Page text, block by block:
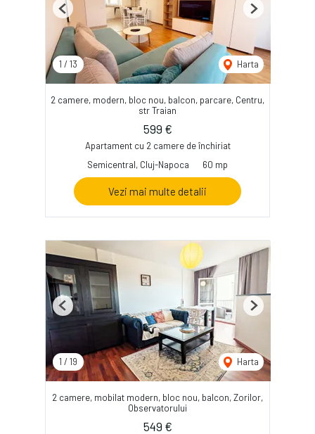
1 / 13 Harta
Previous Next
2 camere, modern, bloc nou, balcon, parcare, Centru,
str Traian
599 €
Apartament cu 2 camere de închiriat
Semicentral, Cluj-Napoca
60 mp
Vezi mai multe detalii
1 / 19 Harta
Previous Next
2 camere, mobilat modern, bloc nou, balcon, Zorilor,
Observatorului
549 €